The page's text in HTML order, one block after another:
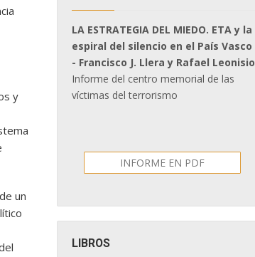
y
un
LA ESTRATEGIA DEL MIEDO. ETA y la
espiral del silencio en el País Vasco
- Francisco J. Llera y Rafael Leonisio
Informe del centro memorial de las
víctimas del terrorismo
INFORME EN PDF
LIBROS